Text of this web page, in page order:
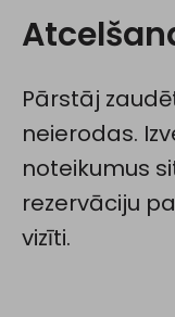
Pārstāj
neierodas.
noteikumus
rezervāciju
vizīti.